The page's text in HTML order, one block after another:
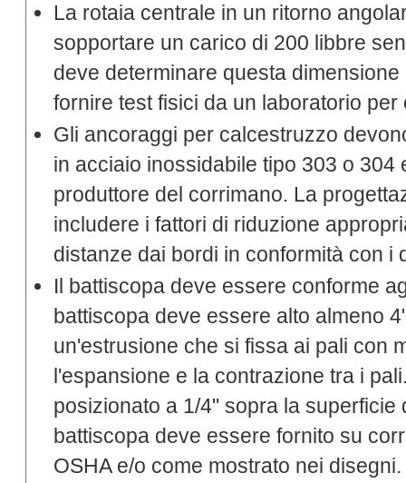
La rotaia centrale in un ritorno
sopportare un carico di 200 libbre
deve determinare questa
fornire test fisici da un laboratorio
Gli ancoraggi per calcestruzzo
in acciaio inossidabile tipo 303 o 304
produttore del corrimano. La
includere i fattori di riduzione
distanze dai bordi in conformità con i
Il battiscopa deve essere conforme
battiscopa deve essere alto almeno
un'estrusione che si fissa ai pali con
l'espansione e la contrazione tra i
posizionato a 1/4" sopra la superficie
battiscopa deve essere fornito su
OSHA e/o come mostrato nei